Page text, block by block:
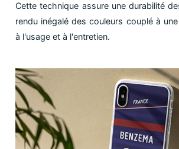
Cette technique assure une durabilité
rendu inégalé des couleurs couplé à
à l'usage et à l'entretien.